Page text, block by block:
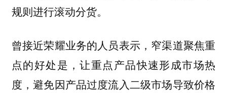
规则进行滚动分货。
曾接近荣耀业务的人员表示， 窄渠道聚焦重
点的好处是，让重点产品快速形成市场热
度，避免因产品过度流入二级市场导致价格